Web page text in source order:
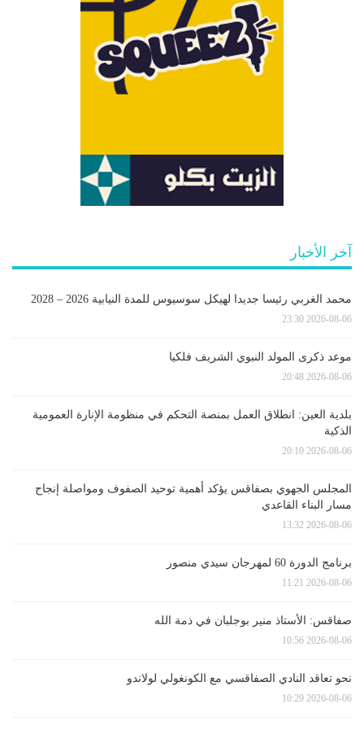
آخر الأخبار
محمد الغربي رئيسا جديدا لهيكل سوسيوس للمدة النيابية 2026 – 2028
2026-08-06 23:30
موعد ذكرى المولد النبوي الشريف فلكيا
2026-08-06 20:48
بلدية العين: انطلاق العمل بمنصة التحكم في منظومة الإنارة العمومية
الذكية
2026-08-06 20:10
المجلس الجهوي بصفاقس يؤكد أهمية توحيد الصفوف ومواصلة إنجاح
مسار البناء القاعدي
2026-08-06 13:32
برنامج الدورة 60 لمهرجان سيدي منصور
2026-08-06 11:21
صفاقس: الأستاذ منير بوجلبان في ذمة الله
2026-08-06 10:56
نحو تعاقد النادي الصفاقسي مع الكونغولي لولاندو
2026-08-06 10:29